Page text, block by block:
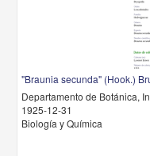
"Braunia secunda" (Hook.)
Departamento de Botánica,
1925-12-31
Biología y Química